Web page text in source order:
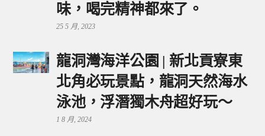
味，喝完精神都來了。
25 5 月, 2023
龍洞灣海洋公園 | 新北貢寮東
北角必玩景點，龍洞天然海水
泳池，浮潛獨木舟超好玩～
1 8 月, 2024